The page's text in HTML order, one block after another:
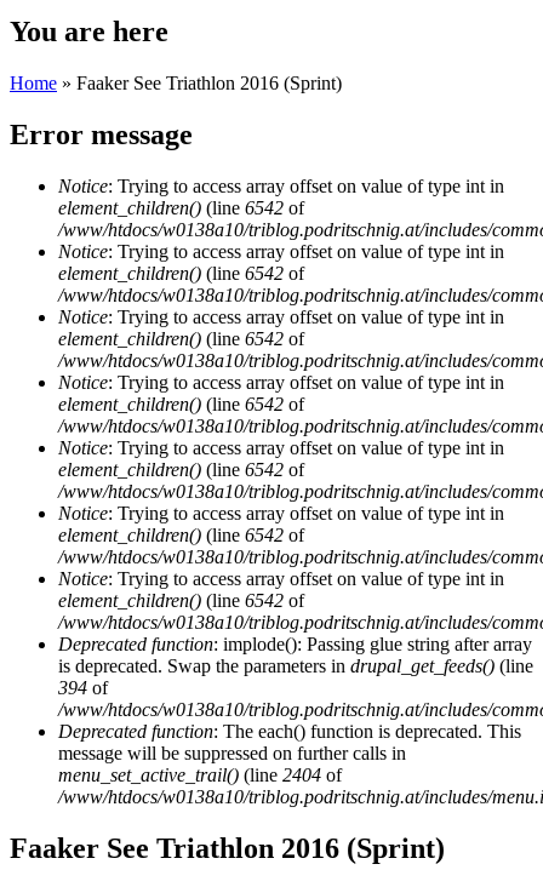
You are here
Home » Faaker See Triathlon 2016 (Sprint)
Error message
Notice: Trying to access array offset on value of type int in
element_children() (line 6542 of
/www/htdocs/w0138a10/triblog.podritschnig.at/includes/
Notice: Trying to access array offset on value of type int in
element_children() (line 6542 of
/www/htdocs/w0138a10/triblog.podritschnig.at/includes/
Notice: Trying to access array offset on value of type int in
element_children() (line 6542 of
/www/htdocs/w0138a10/triblog.podritschnig.at/includes/
Notice: Trying to access array offset on value of type int in
element_children() (line 6542 of
/www/htdocs/w0138a10/triblog.podritschnig.at/includes/
Notice: Trying to access array offset on value of type int in
element_children() (line 6542 of
/www/htdocs/w0138a10/triblog.podritschnig.at/includes/
Notice: Trying to access array offset on value of type int in
element_children() (line 6542 of
/www/htdocs/w0138a10/triblog.podritschnig.at/includes/
Notice: Trying to access array offset on value of type int in
element_children() (line 6542 of
/www/htdocs/w0138a10/triblog.podritschnig.at/includes/
Deprecated function: implode(): Passing glue string after array
is deprecated. Swap the parameters in drupal_get_feeds() (line
394 of
/www/htdocs/w0138a10/triblog.podritschnig.at/includes/
Deprecated function: The each() function is deprecated. This
message will be suppressed on further calls in
menu_set_active_trail() (line 2404 of
/www/htdocs/w0138a10/triblog.podritschnig.at/includes/
Faaker See Triathlon 2016 (Sprint)